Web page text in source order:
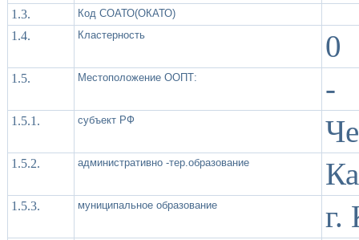
1.3. Код СОАТО(ОКАТО)
1.4. Кластерность 0
1.5. Местоположение ООПТ: -
1.5.1. субъект РФ
1.5.2. административно -тер.образование
1.5.3. муниципальное образование г.